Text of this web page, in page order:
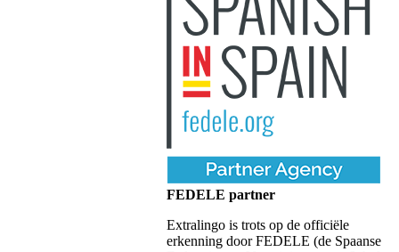
FEDELE partner
Extralingo is trots op de officiële
erkenning door FEDELE (de Spaanse